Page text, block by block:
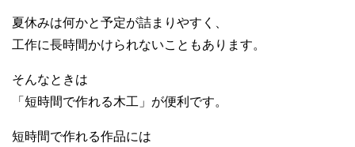
夏休みは何かと予定が詰まりやすく、
工作に長時間かけられないこともあります。
そんなときは
「短時間で作れる木工」が便利です。
短時間で作れる作品には